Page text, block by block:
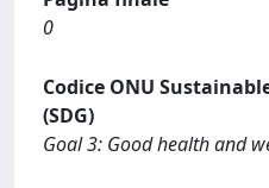
0
Codice ONU
(SDG)
Goal 3: Good health and